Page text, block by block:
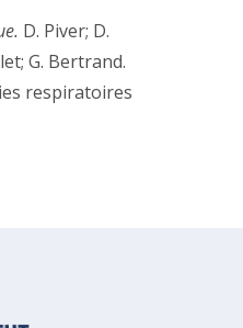
D. Piver; D.
G. Bertrand.
respiratoires